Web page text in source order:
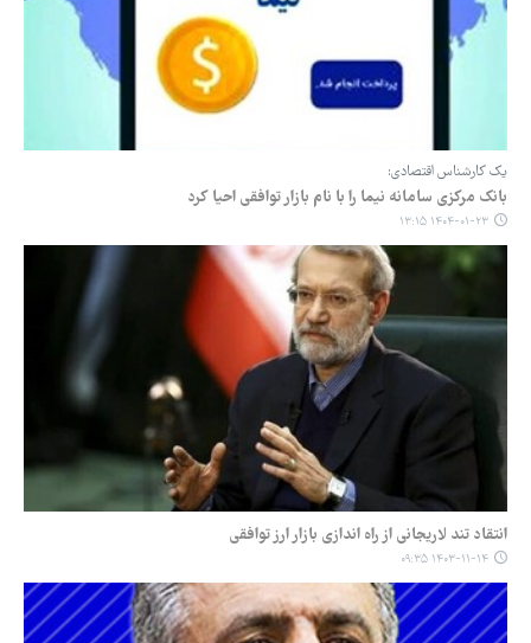
یک کارشناس اقتصادی:
بانک مرکزی سامانه نیما را با نام بازار توافقی احیا کرد
۱۴۰۴-۰۱-۲۳ ۱۳:۱۵
انتقاد تند لاریجانی از راه اندازی بازار ارز توافقی
۱۴۰۳-۱۱-۱۴ ۰۹:۳۵